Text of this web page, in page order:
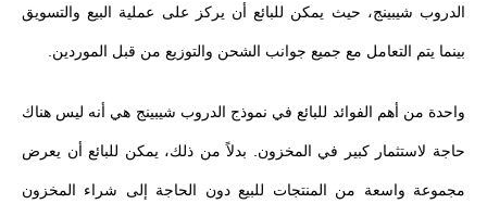
الدروب شيبينج، حيث يمكن للبائع أن يركز على عملية البيع والتسويق
بينما يتم التعامل مع جميع جوانب الشحن والتوزيع من قبل الموردين.
واحدة من أهم الفوائد للبائع في نموذج الدروب شيبينج هي أنه ليس هناك
حاجة لاستثمار كبير في المخزون. بدلاً من ذلك، يمكن للبائع أن يعرض
مجموعة واسعة من المنتجات للبيع دون الحاجة إلى شراء المخزون